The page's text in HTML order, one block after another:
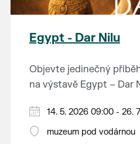
Egypt - Dar Nilu
Objevte jedinečný
na výstavě Egypt – Dar
Výstava představuje
autentickou hrobku se
14. 5. 2026 09:00 - 26.
muzeum pod vodárnou